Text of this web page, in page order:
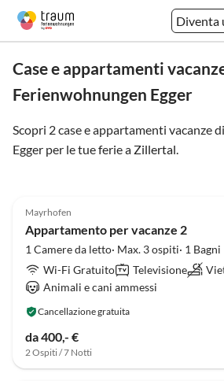
Diventa
Case e appartamenti
Ferienwohnungen Egger
Scopri 2 case e appartamenti vacanze
Egger per le tue ferie a Zillertal.
Mayrhofen
Appartamento per vacanze 2
1 Camere da letto· Max. 3 ospiti· 1 Bagni
Wi-Fi Gratuito
Televisione
Animali e cani ammessi
Cancellazione gratuita
da 400,- €
2 Ospiti / 7 Notti